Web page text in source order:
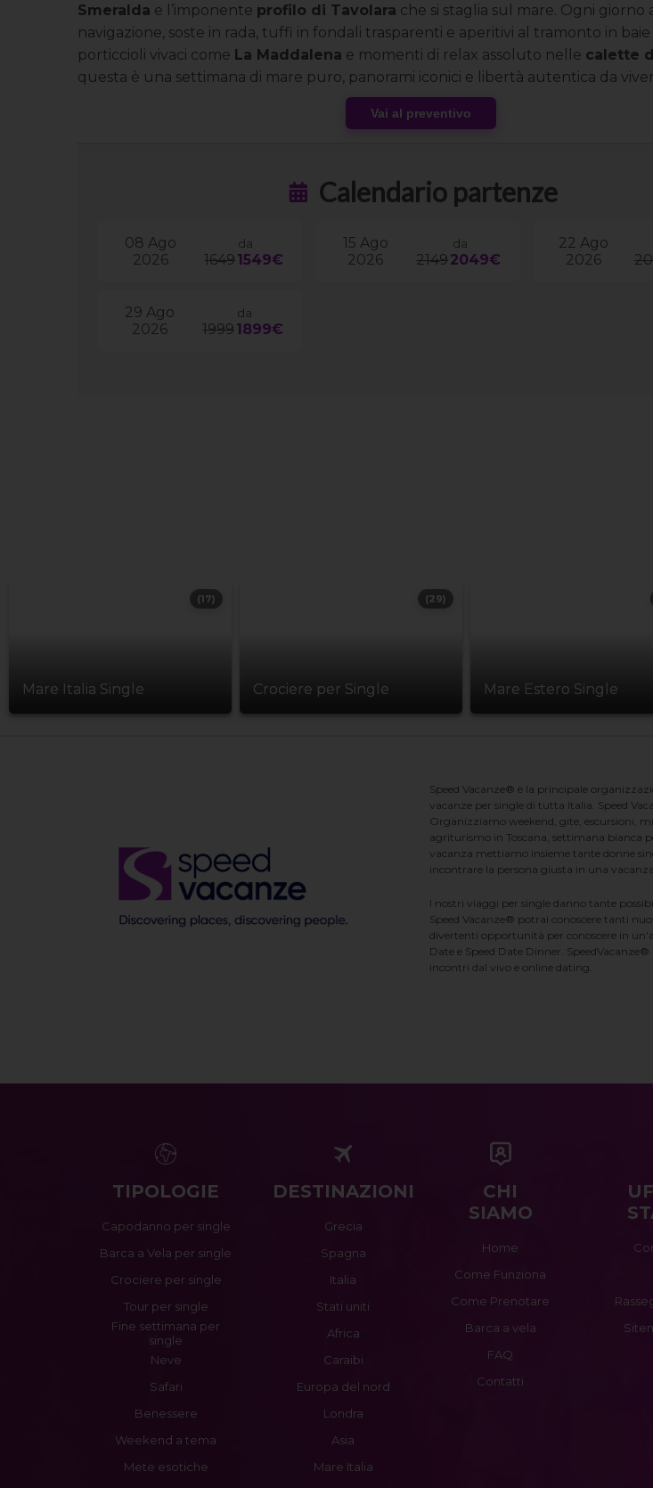
Smeralda e l’imponente profilo di Tavolara che si staglia sul mare. Ogni giorno
navigazione, soste in rada, tuffi in fondali trasparenti e aperitivi al tramonto in baie
porticcioli vivaci come La Maddalena e momenti di relax assoluto nelle calette
questa è una settimana di mare puro, panorami iconici e libertà autentica da
Vai al preventivo
Calendario partenze
08 Ago
2026
da
16491549€
15 Ago
2026
da
21492049€
22 Ago
2026
29 Ago
2026
da
19991899€
Mare Italia Single
(17)
Crociere per Single
(29)
Mare Estero Single
Speed Vacanze® è la principale
vacanze per single di tutta Italia. Speed
Organizziamo weekend, gite, escursioni,
agriturismo in Toscana, settimana bianca
vacanza mettiamo insieme tante donne
incontrare la persona giusta in una vacanza
I nostri viaggi per single danno tante
Speed Vacanze® potrai conoscere tanti
divertenti opportunità per conoscere in
Date e Speed Date Dinner.
incontri dal vivo e online dating.
TIPOLOGIE
Capodanno per single
Barca a Vela per single
Crociere per single
Tour per single
Fine settimana per
single
Neve
Safari
Benessere
Weekend a tema
Mete esotiche
DESTINAZIONI
Grecia
Spagna
Italia
Stati uniti
Africa
Caraibi
Europa del nord
Londra
Asia
Mare Italia
CHI
SIAMO
Home
Come Funziona
Come Prenotare
Barca a vela
FAQ
Contatti